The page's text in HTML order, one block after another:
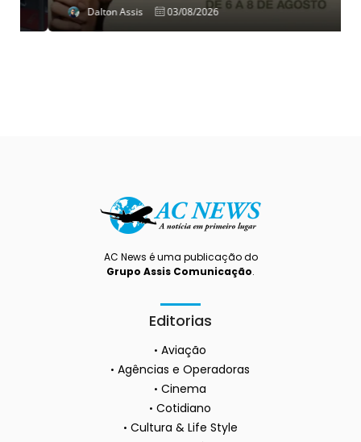
Dalton Assis 03/08/2026
AC News é uma publicação do
Grupo Assis Comunicação.
Editorias
Aviação
Agências e Operadoras
Cinema
Cotidiano
Cultura & Life Style